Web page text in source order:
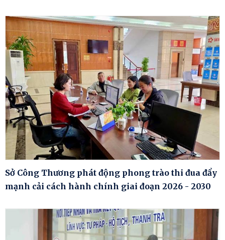
Sở Công Thương phát động phong trào thi đua đẩy
mạnh cải cách hành chính giai đoạn 2026 - 2030